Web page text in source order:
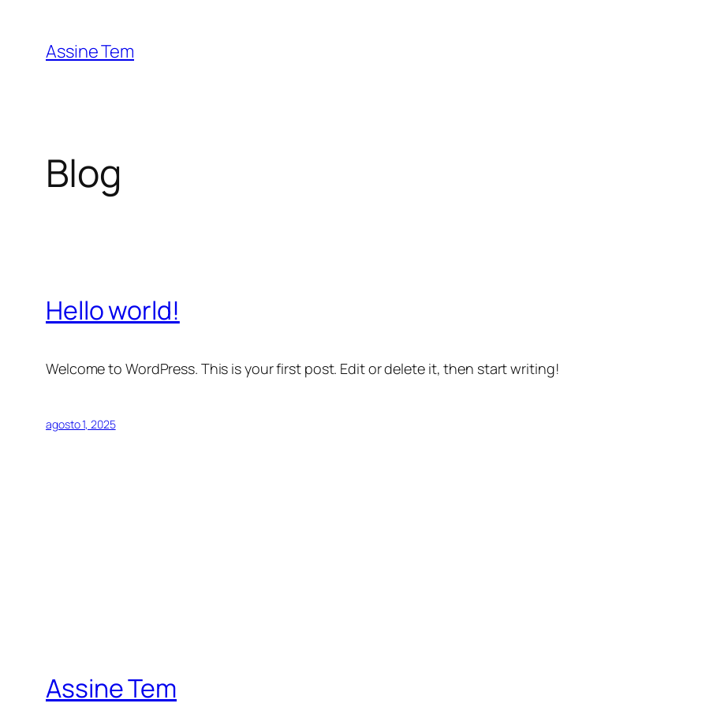
Assine Tem
Blog
Hello world!
Welcome to WordPress. This is your first post. Edit or delete it, then start writing!
agosto 1, 2025
Assine Tem